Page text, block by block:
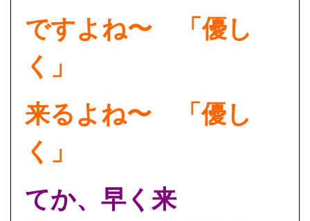
ですよね〜 「優し
く」
来るよね〜 「優し
く」
てか、早く来